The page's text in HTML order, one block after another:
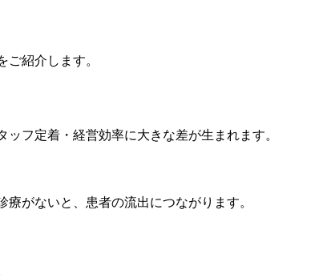
紹介します。
フ定着・経営効率に大きな差が生まれます。
がないと、患者の流出につながります。